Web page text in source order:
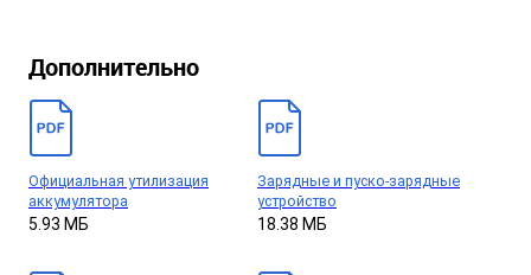
Дополнительно
Официальная утилизация
аккумулятора
5.93 МБ
Зарядные и пуско-зарядные
устройство
18.38 МБ